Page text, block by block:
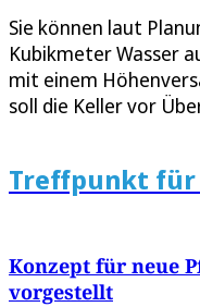
Sie können laut
Kubikmeter Wasser
mit einem
soll die Keller vor
Treffpunkt für
Konzept für neue
vorgestellt